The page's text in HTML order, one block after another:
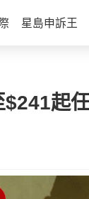
星島申訴王
起